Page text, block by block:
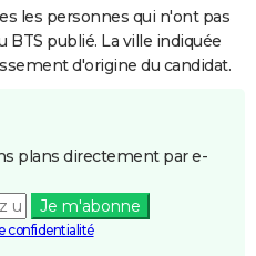
les personnes qui n'ont pas
BTS publié. La ville indiquée
d'origine du candidat.
plans directement par e-
Je m'abonne
confidentialité